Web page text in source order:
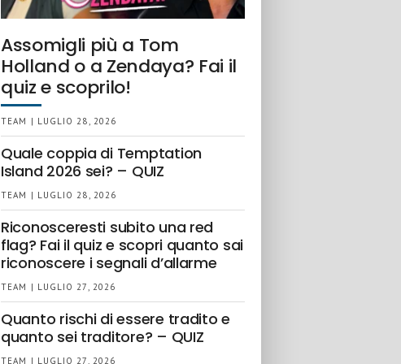
Assomigli più a Tom
Holland o a Zendaya? Fai il
quiz e scoprilo!
TEAM | LUGLIO 28, 2026
Quale coppia di Temptation
Island 2026 sei? – QUIZ
TEAM | LUGLIO 28, 2026
Riconosceresti subito una red
flag? Fai il quiz e scopri quanto sai
riconoscere i segnali d’allarme
TEAM | LUGLIO 27, 2026
Quanto rischi di essere tradito e
quanto sei traditore? – QUIZ
TEAM | LUGLIO 27, 2026